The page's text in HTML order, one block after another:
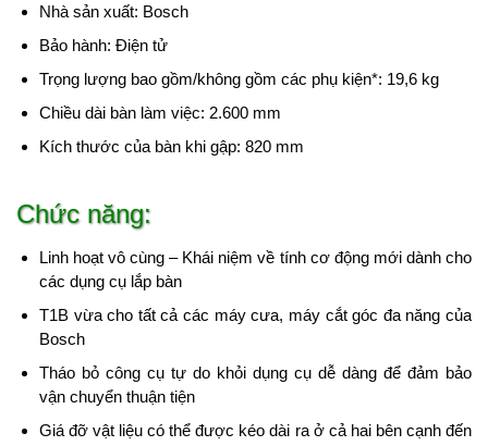
Nhà sản xuất: Bosch
Bảo hành: Điện tử
Trọng lượng bao gồm/không gồm các phụ kiện*: 19,6 kg
Chiều dài bàn làm việc: 2.600 mm
Kích thước của bàn khi gập: 820 mm
Chức năng:
Linh hoạt vô cùng – Khái niệm về tính cơ động mới dành cho
các dụng cụ lắp bàn
T1B vừa cho tất cả các máy cưa, máy cắt góc đa năng của
Bosch
Tháo bỏ công cụ tự do khỏi dụng cụ dễ dàng để đảm bảo
vận chuyển thuận tiện
Giá đỡ vật liệu có thể được kéo dài ra ở cả hai bên cạnh đến